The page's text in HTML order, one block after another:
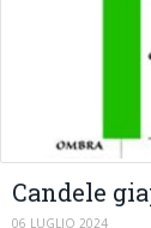
Candele
06 LUGLIO 2024